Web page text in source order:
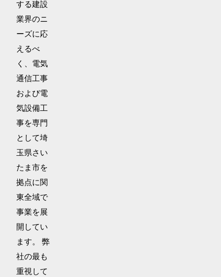
する建設
業界のニ
ーズに応
えるべ
く、電気
通信工事
および電
気設備工
事を専門
として埼
玉県さい
たま市を
拠点に関
東全域で
事業を展
開してい
ます。 弊
社の最も
重視して